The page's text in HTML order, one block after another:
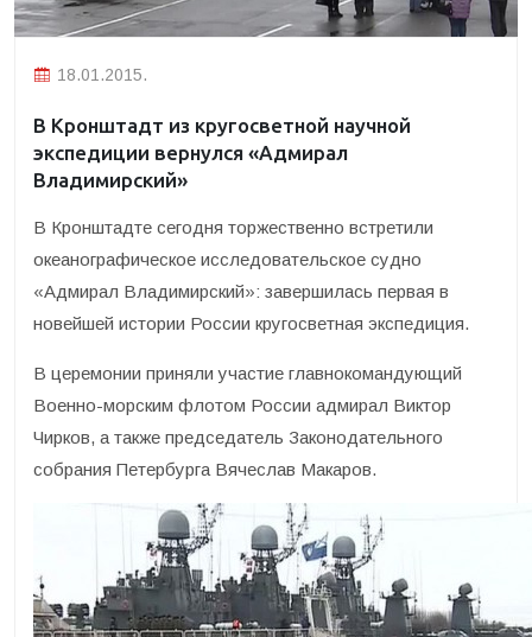
18.01.2015.
В Кронштадт из кругосветной научной
экспедиции вернулся «Адмирал
Владимирский»
В Кронштадте сегодня торжественно встретили
океанографическое исследовательское судно
«Адмирал Владимирский»: завершилась первая в
новейшей истории России кругосветная экспедиция.
В церемонии приняли участие главнокомандующий
Военно-морским флотом России адмирал Виктор
Чирков, а также председатель Законодательного
собрания Петербурга Вячеслав Макаров.